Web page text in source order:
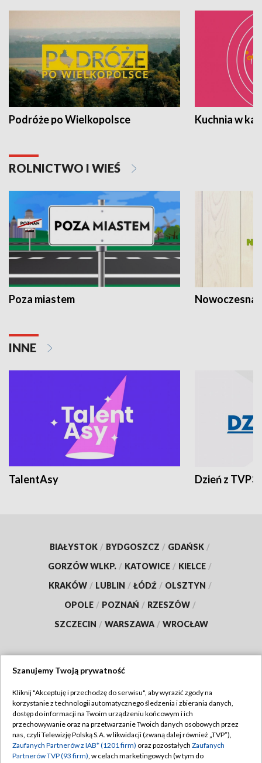
Podróże po Wielkopolsce Kuchnia w
ROLNICTWO I WIEŚ
Poza miastem Nowoczesna
INNE
TalentAsy Dzień z TVP3
BIAŁYSTOK / BYDGOSZCZ / GDAŃSK /
GORZÓW WLKP. / KATOWICE / KIELCE /
KRAKÓW / LUBLIN / ŁÓDŹ / OLSZTYN /
OPOLE / POZNAŃ / RZESZÓW /
SZCZECIN / WARSZAWA / WROCŁAW
TVP
Abonament TVP
Emisja w TVP
Regulamin TVP
Polityka prywatności
Szanujemy Twoją prywatność
Kliknij "Akceptuję i przechodzę do serwisu", aby wyrazić zgody na
korzystanie z technologii automatycznego śledzenia i zbierania danych,
dostęp do informacji na Twoim urządzeniu końcowym i ich
przechowywanie oraz na przetwarzanie Twoich danych osobowych przez
nas, czyli Telewizję Polską S.A. w likwidacji (zwaną dalej również „TVP”),
Zaufanych Partnerów z IAB* (1201 firm) oraz pozostałych Zaufanych
Partnerów TVP (93 firm), w celach marketingowych (w tym do